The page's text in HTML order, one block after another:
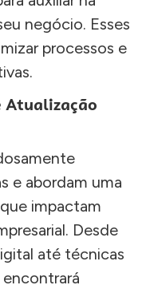
negócio. Esses
processos e
Atualização
e abordam uma
impactam
Desde
até técnicas